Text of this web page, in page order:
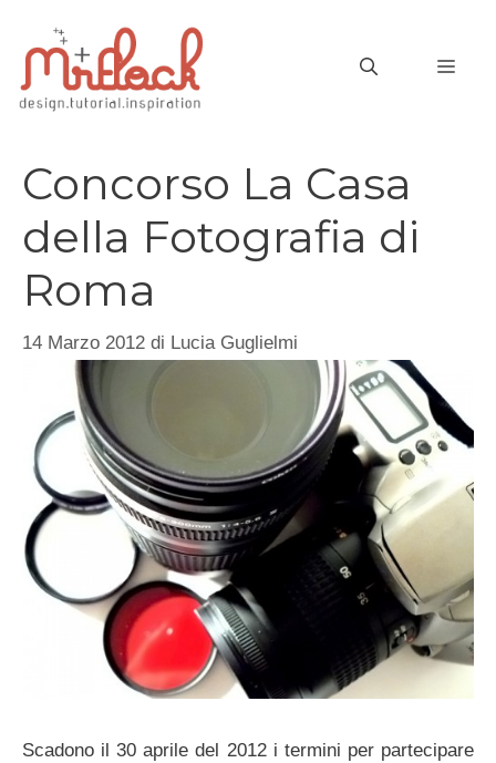
contenuto
Concorso La Casa
della Fotografia di
Roma
14 Marzo 2012 di Lucia Guglielmi
Scadono il 30 aprile del 2012 i termini per partecipare